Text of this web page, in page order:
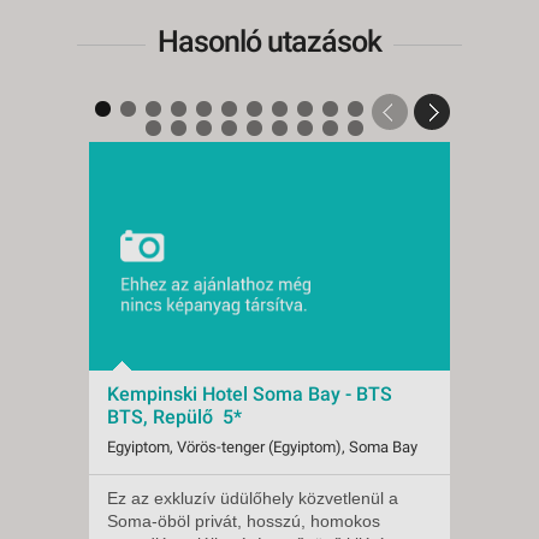
CSÜTÖRTÖK -
2026. NOVEMBER 19.,
CSÜTÖRTÖK -
22 NAP / 21 ÉJSZAKA
2026. NOVEMBER 19.,
CSÜTÖRTÖK -
2026. NOVEMBER 20., PÉNTEK
-
8 NAP / 7 ÉJSZAKA
2026. NOVEMBER 20., PÉNTEK
-
Hasonló utazások
Kempinski Hotel Soma Bay - BTS
BTS, Repülő 5*
Egyiptom, Vörös-tenger (Egyiptom), Soma Bay
Indulások:
2026.08.18-tól
Időpontok:
33 db
Ez az exkluzív üdülőhely közvetlenül a
Soma-öböl privát, hosszú, homokos